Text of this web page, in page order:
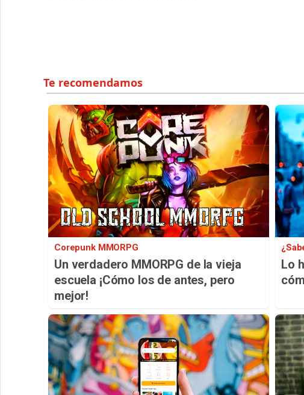
Corepunk MMORPG
Un verdadero MMORPG de la vieja
escuela ¡Cómo los de antes, pero
mejor!
Lo